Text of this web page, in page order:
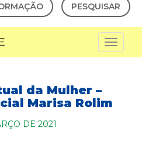
PESQUISAR
da Mulher –
Marisa Rolim
DE 2021